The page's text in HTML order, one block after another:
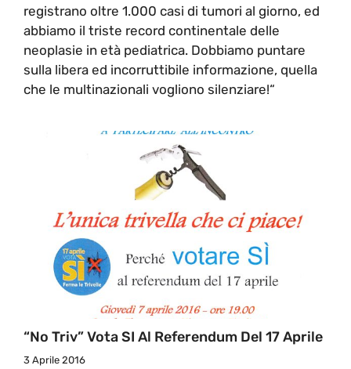
registrano oltre 1.000 casi di tumori al giorno, ed
abbiamo il triste record continentale delle
neoplasie in età pediatrica. Dobbiamo puntare
sulla libera ed incorruttibile informazione, quella
che le multinazionali vogliono silenziare!“
“No Triv” Vota SI Al Referendum Del 17 Aprile
3 Aprile 2016